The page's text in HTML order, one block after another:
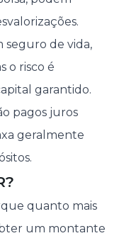
seguro de vida,
o risco é
garantido.
pagos juros
geralmente
quanto mais
um montante